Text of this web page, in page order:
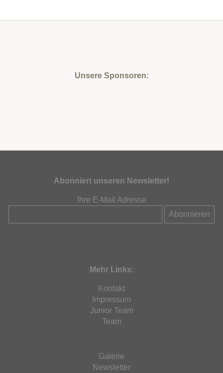
Unsere Sponsoren:
Abonniert unseren Newsletter!
Ihre E-Mail Adresse
Mehr Links:
Kontakt
Impressum
Junior Team
Team
Galerie
Newsletter